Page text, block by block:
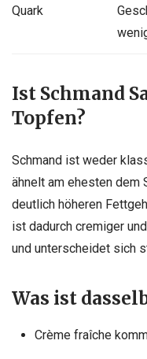
Quark
Ist Schmand
Topfen?
Schmand ist weder
ähnelt am ehesten dem
deutlich höheren
ist dadurch cremiger
und unterscheidet sich
Was ist
Crème fraîche